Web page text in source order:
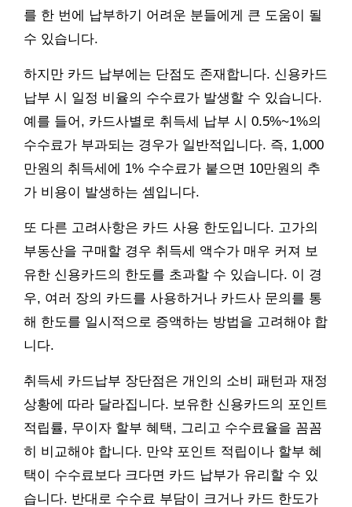
를 한 번에 납부하기 어려운 분들에게 큰 도움이 될
수 있습니다.
하지만 카드 납부에는 단점도 존재합니다. 신용카드
납부 시 일정 비율의 수수료가 발생할 수 있습니다.
예를 들어, 카드사별로 취득세 납부 시 0.5%~1%의
수수료가 부과되는 경우가 일반적입니다. 즉, 1,000
만원의 취득세에 1% 수수료가 붙으면 10만원의 추
가 비용이 발생하는 셈입니다.
또 다른 고려사항은 카드 사용 한도입니다. 고가의
부동산을 구매할 경우 취득세 액수가 매우 커져 보
유한 신용카드의 한도를 초과할 수 있습니다. 이 경
우, 여러 장의 카드를 사용하거나 카드사 문의를 통
해 한도를 일시적으로 증액하는 방법을 고려해야 합
니다.
취득세 카드납부 장단점은 개인의 소비 패턴과 재정
상황에 따라 달라집니다. 보유한 신용카드의 포인트
적립률, 무이자 할부 혜택, 그리고 수수료율을 꼼꼼
히 비교해야 합니다. 만약 포인트 적립이나 할부 혜
택이 수수료보다 크다면 카드 납부가 유리할 수 있
습니다. 반대로 수수료 부담이 크거나 카드 한도가